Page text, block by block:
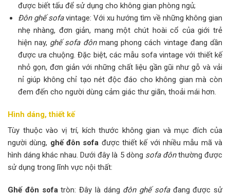
được biết tấu để sử dụng cho không gian phòng ngủ;
Đôn ghế sofavintage: Với xu hướng tìm về những không gian
nhẹ nhàng, đơn giản, mang một chút hoài cổ của giới trẻ
hiện nay, ghế sofa đônmang phong cách vintage đang dần
được ưa chuộng. Đặc biệt, các mẫu sofa vintage với thiết kế
nhỏ gọn, đơn giản với những chất liệu gần gũi như gỗ và vải
nỉ giúp không chỉ tạo nét độc đáo cho không gian mà còn
đem đến cho người dùng cảm giác thư giãn, thoải mái hơn.
Hình dáng, thiết kế
Tùy thuộc vào vị trí, kích thước không gian và mục đích của
người dùng, ghế đôn sofa được thiết kế với nhiều mẫu mã và
hình dáng khác nhau. Dưới đây là 5 dòng sofa đônthường được
sử dụng trong lĩnh vực nội thất:
Ghế đôn sofatròn: Đây là dáng đôn ghế sofađang được sử